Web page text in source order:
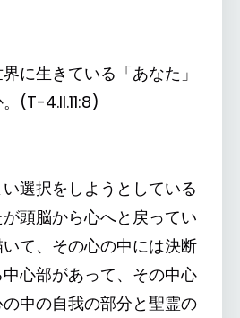
きている「あなた」
(T-4.II.11:8)
選択をしようとしている
頭脳から心へと戻ってい
て、その心の中には決断
心部があって、その中心
中の自我の部分と聖霊の